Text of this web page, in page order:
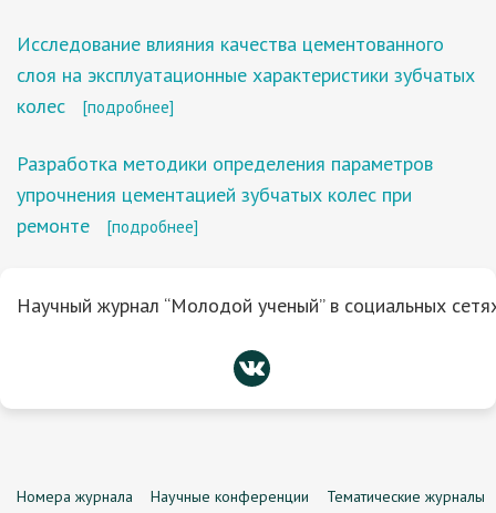
Исследование влияния качества цементованного
слоя на эксплуатационные характеристики зубчатых
колес
[подробнее]
Разработка методики определения параметров
упрочнения цементацией зубчатых колес при
ремонте
[подробнее]
Научный журнал “Молодой ученый” в социальных
Номера журнала Научные конференции Тематические журналы